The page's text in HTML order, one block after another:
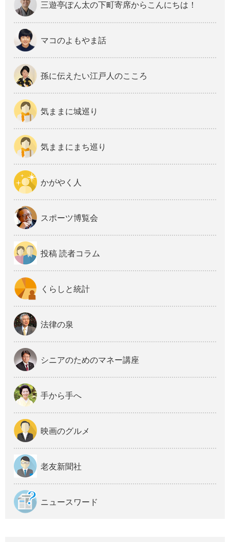
三遊亭ぽん太の下町寄席からこんにちは！
マコのよもやま話
孫に伝えたい江戸人のこころ
気ままに城巡り
気ままにまち巡り
かがやく人
スポーツ博覧会
投稿 読者コラム
くらしと統計
法律の泉
シニアのためのマネー講座
手から手へ
映画のグルメ
老友新聞社
ニュースワード